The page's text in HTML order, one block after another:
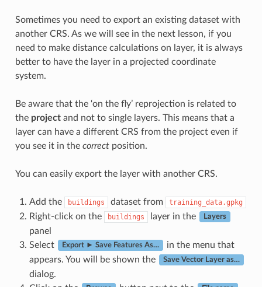
Sometimes you need to export an existing dataset with
another CRS. As we will see in the next lesson, if you
need to make distance calculations on layer, it is always
better to have the layer in a projected coordinate
system.
Be aware that the ‘on the fly’ reprojection is related to
the projectand not to single layers. This means that a
layer can have a different CRS from the project even if
you see it in the correctposition.
You can easily export the layer with another CRS.
Add the buildings dataset from training_data.gpkg
Right-click on the buildings layer in the Layers
panel
Select
Export ► Save Features As…
in the menu that
appears. You will be shown the
Save Vector Layer as…
dialog.